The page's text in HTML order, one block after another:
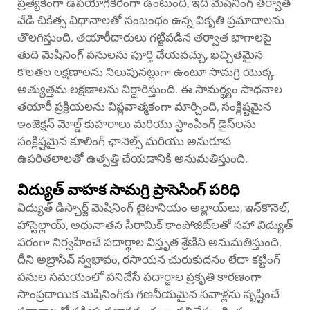
ప్రత్యేకంగా ఉపయోగకరంగా ఉంటుంది, ఇది మెషినింగ్ తర్వాత
వేడి చికిత్స విధానాలతో సంబంధం ఉన్న వికృతి ప్రమాదాలను
తొలగిస్తుంది. తయారీదారులు గట్టిపడిన తర్వాత భాగాలపై
తుది మెషినింగ్ పనులను పూర్తి చేయవచ్చు, ఖచ్చితమైన
కొలతల లక్షణాలను నిలుపునట్లుగా ఉంటూ సామగ్రి యొక్క
అత్యుత్తమ లక్షణాలను నిర్ధారిస్తుంది. ఈ సామర్థ్యం సాధనాల
తయారీ ప్రక్రియలను విప్లవాత్మకంగా మార్చింది, సంక్లిష్టమైన
ఇంజెక్షన్ మోల్డ్ కుహరాలు మరియు స్టాంపింగ్ డైస్‌లను
సంక్లిష్టమైన కూలింగ్ ఛానెల్స్ మరియు అనురూప
ఉపరితలాలతో ఉత్పత్తి చేయడానికి అనుమతిస్తుంది.
విద్యుత్ వాహక సామగ్రి ప్రాసెసింగ్ పరిధి
విద్యుత్ డిస్చార్జ్ మెషినింగ్ టైటానియం అల్లాయ్‌లు, ఇన్‌కొనెల్,
హాస్టెల్లాయ్, అధునాతన సిరామిక్ కాంపోజిట్‌లతో సహా విద్యుత్
పరంగా నిర్వహించే పదార్థాల విస్తృత శ్రేణిని అనుమతిస్తుంది.
దీని అబ్రాసివ్ స్వభావం, రసాయన చురుకుదనం లేదా కట్టింగ్
పనుల సమయంలో పనిచేసే పదార్థాల ప్రకృతి కారణంగా
సాంప్రదాయిక మెషినింగ్‌కు గణనీయమైన సవాళ్లను సృష్టించే